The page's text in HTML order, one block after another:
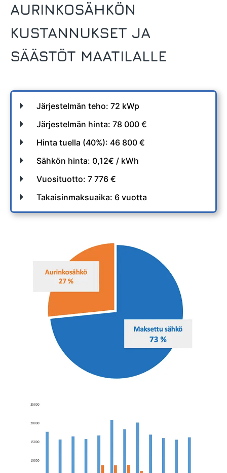
AURINKOSÄHKÖN
KUSTANNUKSET JA
SÄÄSTÖT MAATILALLE
Järjestelmän teho: 72 kWp
Järjestelmän hinta: 78 000 €
Hinta tuella (40%): 46 800 €
Sähkön hinta: 0,12€ / kWh
Vuosituotto: 7 776 €
Takaisinmaksuaika: 6 vuotta